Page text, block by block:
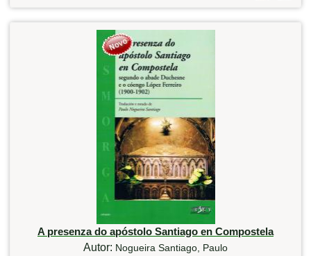
A presenza do apóstolo Santiago en Compostela
Autor: Nogueira Santiago, Paulo